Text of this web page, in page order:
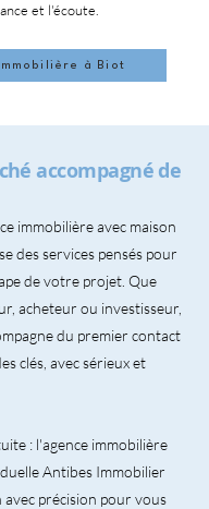
et l'écoute.
à Biot
accompagné de
immobilière avec maison
des services pensés pour
de votre projet. Que
acheteur ou investisseur,
du premier contact
clés, avec sérieux et
: l'agence immobilière
Antibes Immobilier
précision pour vous